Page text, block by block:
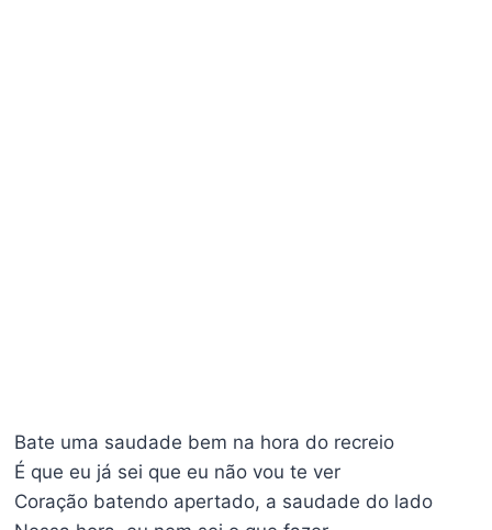
Bate uma saudade bem na hora do recreio
É que eu já sei que eu não vou te ver
Coração batendo apertado, a saudade do lado